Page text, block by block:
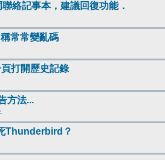
絡記事本，建議回復功能．
常常變亂碼
打開歷史記錄
方法...
Thunderbird？